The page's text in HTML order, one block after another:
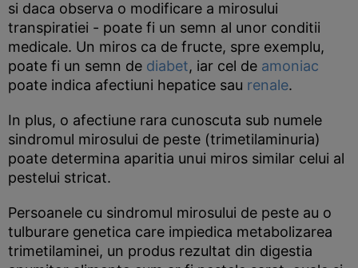
si daca observa o modificare a mirosului
transpiratiei - poate fi un semn al unor conditii
medicale. Un miros ca de fructe, spre exemplu,
poate fi un semn de diabet, iar cel de amoniac
poate indica afectiuni hepatice sau renale.
In plus, o afectiune rara cunoscuta sub numele
sindromul mirosului de peste (trimetilaminuria)
poate determina aparitia unui miros similar celui al
pestelui stricat.
Persoanele cu sindromul mirosului de peste au o
tulburare genetica care impiedica metabolizarea
trimetilaminei, un produs rezultat din digestia